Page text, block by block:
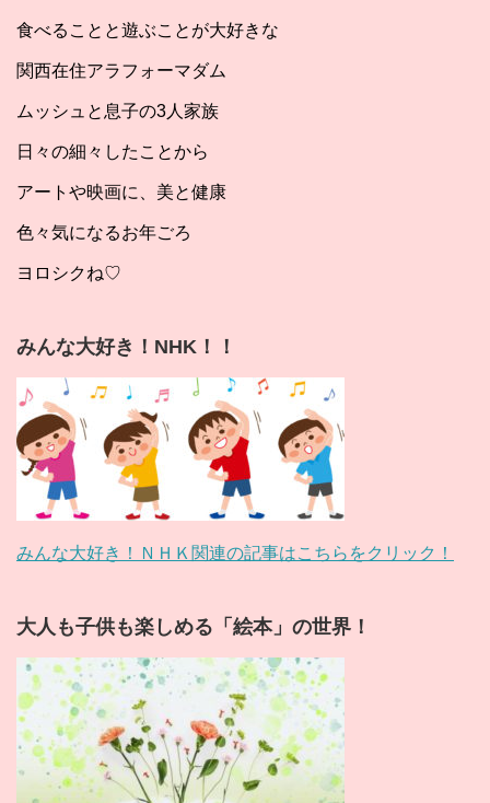
食べることと遊ぶことが大好きな
関西在住アラフォーマダム
ムッシュと息子の3人家族
日々の細々したことから
アートや映画に、美と健康
色々気になるお年ごろ
ヨロシクね♡
みんな大好き！NHK！！
みんな大好き！ＮＨＫ関連の記事はこちらをクリック！
大人も子供も楽しめる「絵本」の世界！